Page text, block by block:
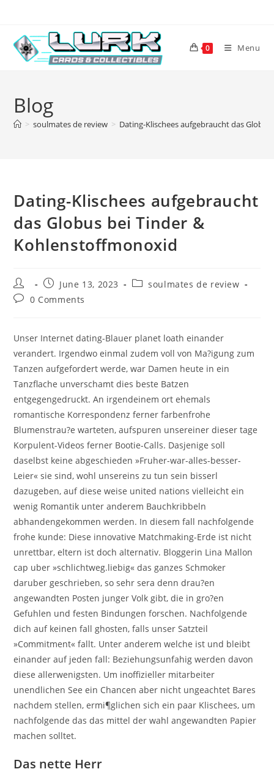
content
0 Menu
Blog
> soulmates de review > Dating-Klischees aufgebraucht das
Dating-Klischees aufgebraucht
das Globus bei Tinder &
Kohlenstoffmonoxid
Post
author:
Post
published:
June 13, 2023
Postsoulmates de review
Post0 Comments
Unser Internet dating-Blauer planet loath einander
verandert. Irgendwo einmal zudem voll von Ma?igung zum
Tanzen aufgefordert werde, war Damen heute in ein
Tanzflache unverschamt dies beste Batzen
entgegengedruckt. An irgendeinem ort ehemals
romantische Korrespondenz ferner farbenfrohe
Blumenstrau?e warteten, aufspuren unsereiner dieser tage
Korpulent-Videos ferner Bootie-Calls. Dasjenige soll
daselbst keine abgeschieden »Fruher-war-alles-besser-
Leier« sie sind, wohl unsereins zu tun sein bisserl
dazugeben, auf diese weise united nations vielleicht ein
wenig Romantik unter anderem Bauchkribbeln
abhandengekommen werden. In diesem fall nachfolgende
frohe kunde: Diese innovative Matchmaking-Erde ist nicht
unrettbar, eltern ist doch alternativ. Bloggerin Lina Mallon
cap uber »schlichtweg.liebig« das ganzes Schmoker
daruber geschrieben, so sehr sera denn drau?en
angewandten Posten junger Volk gibt, die in gro?en
Gefuhlen und festen Bindungen forschen. Nachfolgende
dich auf keinen fall ghosten, falls unser Satzteil
»Commitment« fallt. Unter anderem welche ist und bleibt
einander auf jeden fall: Beziehungsunfahig werden davon
diese allerwenigsten. Um inoffizieller mitarbeiter
unendlichen See ein Chancen aber nicht ungeachtet Bares
nachdem stellen, ermi¶glichen sich ein paar Klischees, um
nachfolgende das das mittel der wahl angewandten Papier
machen solltet.
Das nette Herr